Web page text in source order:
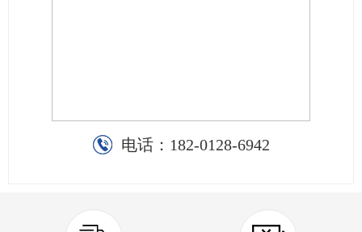
电话： 182-0128-6942